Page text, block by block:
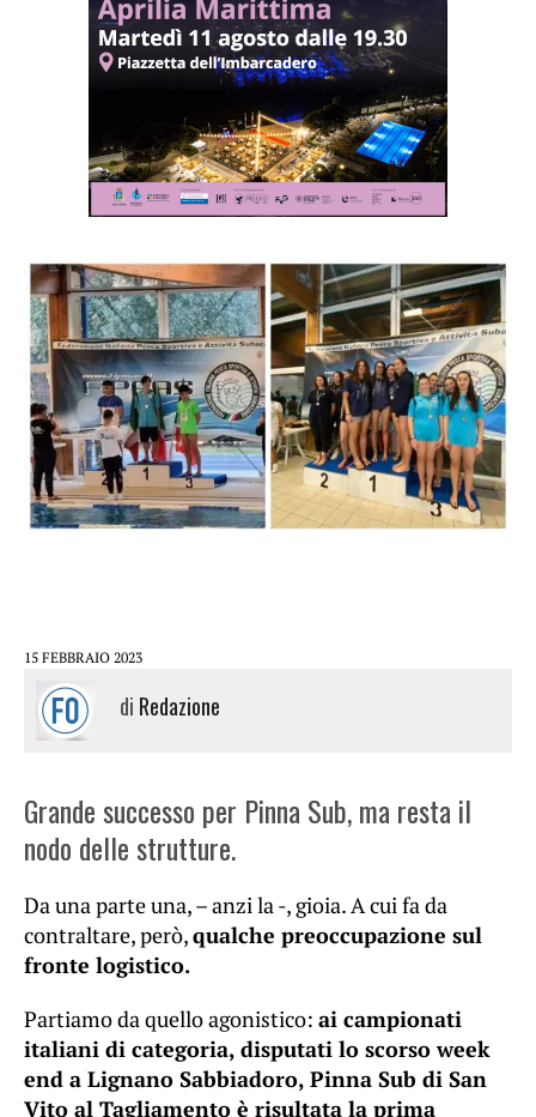
15 FEBBRAIO 2023
di Redazione
Grande successo per Pinna Sub, ma resta il
nodo delle strutture.
Da una parte una, – anzi la -, gioia. A cui fa da
contraltare, però,qualche preoccupazione sul
fronte logistico.
Partiamo da quello agonistico: ai campionati
italiani di categoria, disputati lo scorso week
end a Lignano Sabbiadoro, Pinna Sub di San
Vito al Tagliamento è risultata la prima